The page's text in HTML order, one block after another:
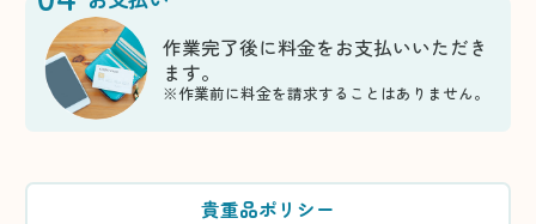
作業完了後に料金をお支払いいただき
ます。
※作業前に料金を請求することはありません。
貴重品ポリシー